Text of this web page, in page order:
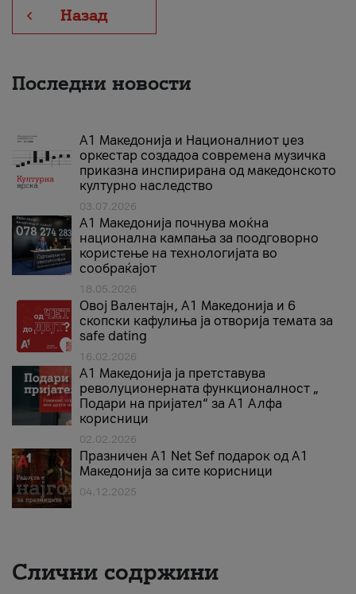
Назад
Последни новости
А1 Македонија и Националниот џез
оркестар создадоа современа музичка
приказна инспирирана од македонското
културно наследство
03.07.2026
A1 Македонија почнува моќна
национална кампања за поодговорно
користење на технологијата во
сообраќајот
18.05.2026
Овој Валентајн, A1 Македонија и 6
скопски кафулиња ја отворија темата за
safe dating
16.02.2026
А1 Македонија ја претставува
револуционерната функционалност „
Подари на пријател“ за А1 Алфа
корисници
02.02.2026
Празничен A1 Net Sеf подарок од А1
Македонија за сите корисници
04.12.2025
Слични содржини